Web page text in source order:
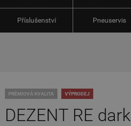
Příslušenství Pneuservis
PRÉMIOVÁ KVALITA VÝPRODEJ
DEZENT RE dark